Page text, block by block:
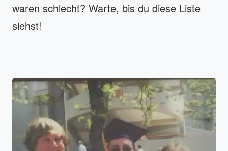
waren schlecht? Warte, bis du diese Liste
siehst!